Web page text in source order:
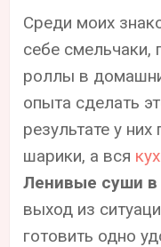
Среди моих
себе смельчаки,
роллы в
опыта сделать
результате у
шарики, а вся
Ленивые суши в
выход из
готовить одно